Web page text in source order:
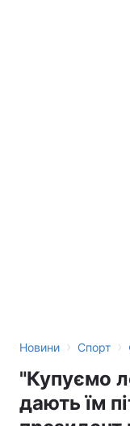
Новини › Спорт ›
"Купуємо
дають їм